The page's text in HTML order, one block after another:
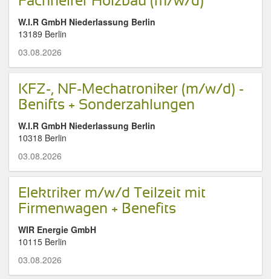
W.I.R GmbH Niederlassung Berlin
13189 Berlin
03.08.2026
KFZ-, NF-Mechatroniker (m/w/d) -
Benifts + Sonderzahlungen
W.I.R GmbH Niederlassung Berlin
10318 Berlin
03.08.2026
Elektriker m/w/d Teilzeit mit
Firmenwagen + Benefits
WIR Energie GmbH
10115 Berlin
03.08.2026